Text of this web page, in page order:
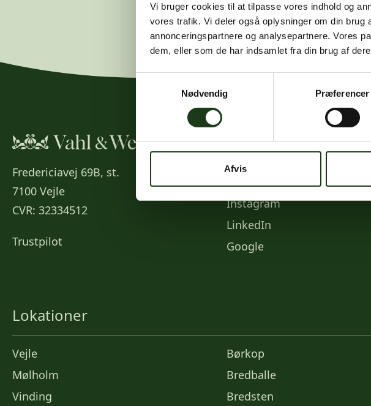
Vi bruger cookies til at tilpasse vores indhold og
vores trafik. Vi deler også oplysninger om din
annonceringspartnere og analysepartnere. Vores
dem, eller som de har indsamlet fra din brug af
Samtykkevalg
Nødvendig
Præferencer
Afvis
Fredericiavej 69B, st.
7100 Vejle
CVR: 32334512
Trustpilot
Sociale medier
Facebook
Instagram
LinkedIn
Google
Lokationer
Vejle
Mølholm
Vinding
Børkop
Bredballe
Bredsten